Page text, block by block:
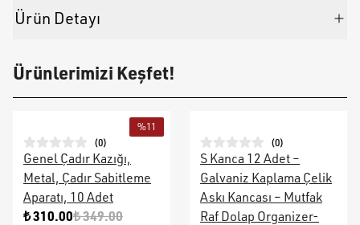
Ürün Detayı
Ürünlerimizi Keşfet!
%11
(0)
Genel Çadır Kazığı,
Metal, Çadır Sabitleme
Aparatı, 10 Adet
₺ 310.00₺ 349.00
(0)
S Kanca 12 Adet –
Galvaniz Kaplama Çelik
Askı Kancası – Mutfak
Raf Dolap Organizer-